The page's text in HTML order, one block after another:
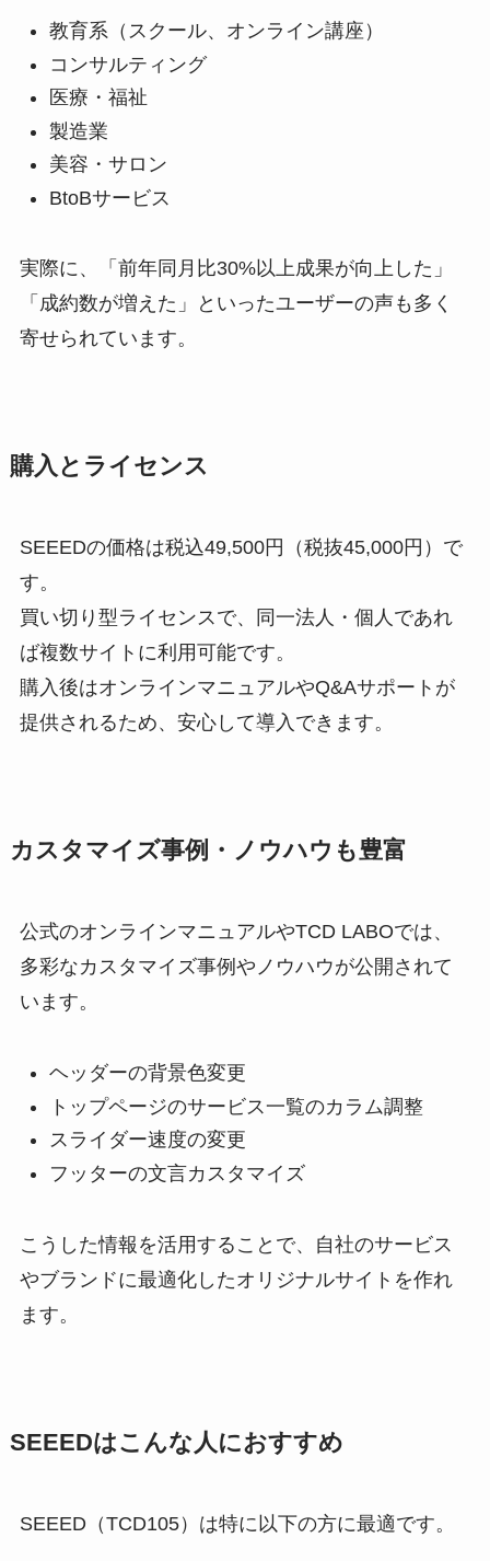
教育系（スクール、オンライン講座）
コンサルティング
医療・福祉
製造業
美容・サロン
BtoBサービス
実際に、「前年同月比30%以上成果が向上した」
「成約数が増えた」といったユーザーの声も多く
寄せられています。
購入とライセンス
SEEEDの価格は税込49,500円（税抜45,000円）で
す。
買い切り型ライセンスで、同一法人・個人であれ
ば複数サイトに利用可能です。
購入後はオンラインマニュアルやQ&Aサポートが
提供されるため、安心して導入できます。
カスタマイズ事例・ノウハウも豊富
公式のオンラインマニュアルやTCD LABOでは、
多彩なカスタマイズ事例やノウハウが公開されて
います。
ヘッダーの背景色変更
トップページのサービス一覧のカラム調整
スライダー速度の変更
フッターの文言カスタマイズ
こうした情報を活用することで、自社のサービス
やブランドに最適化したオリジナルサイトを作れ
ます。
SEEEDはこんな人におすすめ
SEEED（TCD105）は特に以下の方に最適です。